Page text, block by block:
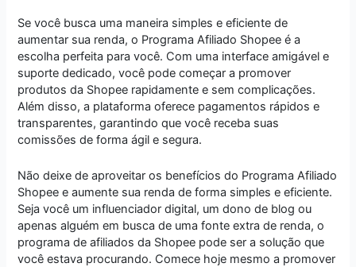
Se você busca uma maneira simples e eficiente de
aumentar sua renda, o Programa Afiliado Shopee é a
escolha perfeita para você. Com uma interface amigável e
suporte dedicado, você pode começar a promover
produtos da Shopee rapidamente e sem complicações.
Além disso, a plataforma oferece pagamentos rápidos e
transparentes, garantindo que você receba suas
comissões de forma ágil e segura.
Não deixe de aproveitar os benefícios do Programa Afiliado
Shopee e aumente sua renda de forma simples e eficiente.
Seja você um influenciador digital, um dono de blog ou
apenas alguém em busca de uma fonte extra de renda, o
programa de afiliados da Shopee pode ser a solução que
você estava procurando. Comece hoje mesmo a promover